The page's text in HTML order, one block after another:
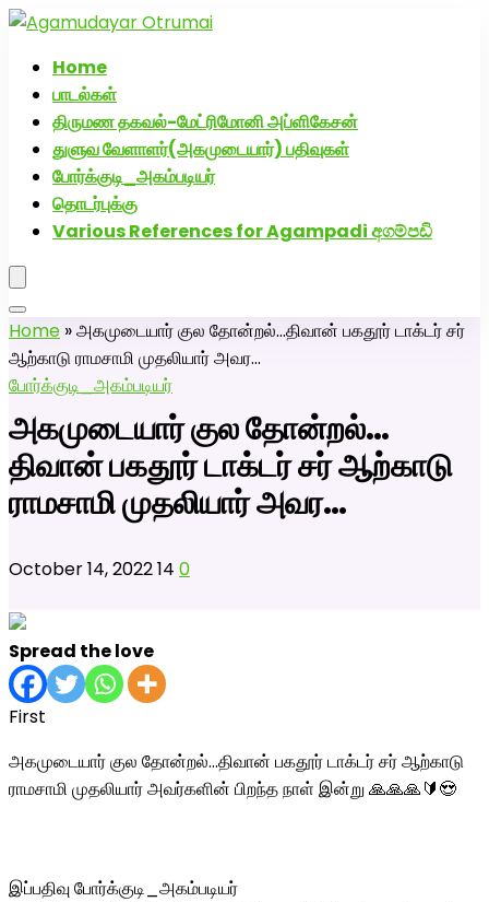
Home
பாடல்கள்
திருமண தகவல்-மேட்ரிமோனி அப்ளிகேசன்
துளுவ வேளாளர்(அகமுடையார்) பதிவுகள்
போர்க்குடி_அகம்படியர்
தொடர்புக்கு
Various References for Agampadi අගම්පඩි
Home »அகமுடையார் குல தோன்றல்…திவான் பகதூர் டாக்டர் சர்
ஆற்காடு ராமசாமி முதலியார் அவர…
போர்க்குடி_அகம்படியர்
அகமுடையார் குல தோன்றல்…
திவான் பகதூர் டாக்டர் சர் ஆற்காடு
ராமசாமி முதலியார் அவர…
October 14, 202214 0
Spread the love
First
அகமுடையார் குல தோன்றல்…திவான் பகதூர் டாக்டர் சர் ஆற்காடு
ராமசாமி முதலியார் அவர்களின் பிறந்த நாள் இன்று 🙏🙏🙏🔰😍
இப்பதிவு போர்க்குடி_அகம்படியர்
அகமுடையார் திருமண வரன்களுக்கு அகமுடையார்மேட்ரி-